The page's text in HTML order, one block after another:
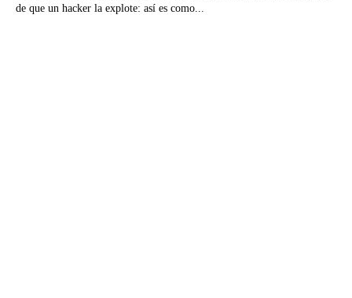
de que un hacker la explote: así es como...